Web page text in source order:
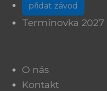
přidat závod
Termínovka 2027
O nás
Kontakt